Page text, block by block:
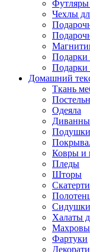
Футляры
Чехлы
Подарки
Подарки
Домашний
Ткань
Одеяла
Подушки
Ковры и
Пледы
Шторы
Скатерти
Сидушки
Халаты
Фартуки